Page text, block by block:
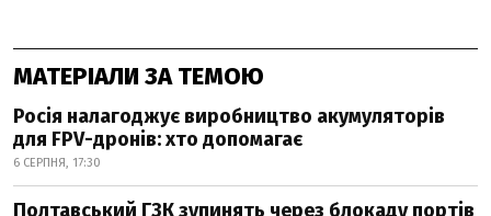
МАТЕРІАЛИ ЗА ТЕМОЮ
Росія налагоджує виробництво акумуляторів
для FPV-дронів: хто допомагає
6 СЕРПНЯ, 17:30
Полтавський ГЗК зупинять через блокаду портів